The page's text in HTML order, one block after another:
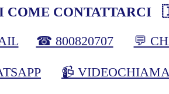
COME
☎ 800820707 💬
📹